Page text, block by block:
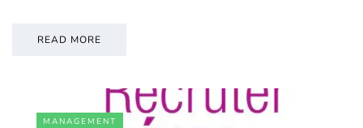
READ MORE
MANAGEMENT